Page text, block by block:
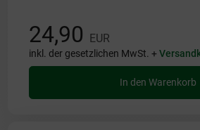
24,90 EUR
inkl. der gesetzlichen MwSt. +
In den Warenkorb